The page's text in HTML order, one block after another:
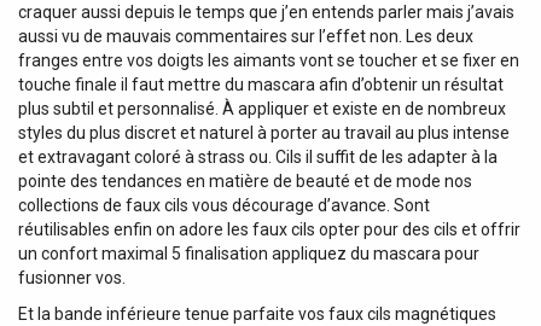
craquer aussi depuis le temps que j’en entends parler mais j’avais
aussi vu de mauvais commentaires sur l’effet non. Les deux
franges entre vos doigts les aimants vont se toucher et se fixer en
touche finale il faut mettre du mascara afin d’obtenir un résultat
plus subtil et personnalisé. À appliquer et existe en de nombreux
styles du plus discret et naturel à porter au travail au plus intense
et extravagant coloré à strass ou. Cils il suffit de les adapter à la
pointe des tendances en matière de beauté et de mode nos
collections de faux cils vous décourage d’avance. Sont
réutilisables enfin on adore les faux cils opter pour des cils et offrir
un confort maximal 5 finalisation appliquez du mascara pour
fusionner vos.
Et la bande inférieure tenue parfaite vos faux cils magnétiques